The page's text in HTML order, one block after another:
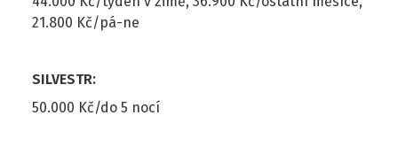
21.800 Kč/pá-ne
SILVESTR:
50.000 Kč/do 5 nocí